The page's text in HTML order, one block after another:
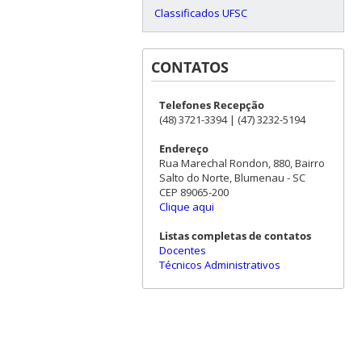
Classificados UFSC
CONTATOS
Telefones Recepção
(48) 3721-3394 | (47) 3232-5194
Endereço
Rua Marechal Rondon, 880, Bairro
Salto do Norte, Blumenau - SC
CEP 89065-200
Clique aqui
Listas completas de contatos
Docentes
Técnicos Administrativos